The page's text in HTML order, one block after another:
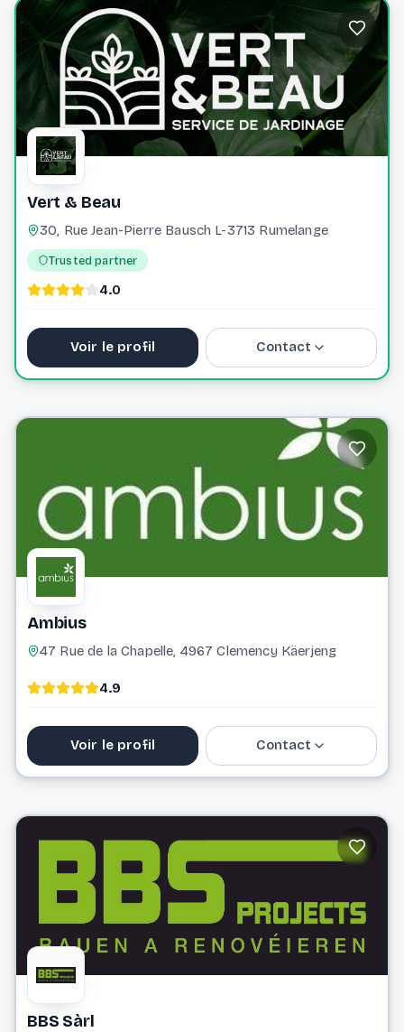
info@roseforyou.lu
Vert & Beau
30, Rue Jean-Pierre Bausch L-3713 Rumelange
Trusted partner
4.0
Voir le profil Contact
Ambius
47 Rue de la Chapelle, 4967 Clemency Käerjeng
4.9
Voir le profil Contact
Website
BBS Sàrl